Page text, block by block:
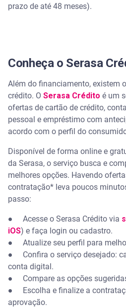
prazo de até 48 meses).
Conheça o Serasa
Além do financiamento, existem
crédito. O Serasa Crédito é um
ofertas de cartão de crédito,
pessoal e empréstimo com
acordo com o perfil do
Disponível de forma online e
da Serasa, o serviço busca e
melhores opções. Havendo
contratação* leva poucos
passo:
● Acesse o Serasa Crédito via
iOS) e faça login ou cadastro.
● Atualize seu perfil para
● Confira o serviço desejado:
conta digital.
● Compare as opções
● Escolha e finalize a
aprovação.